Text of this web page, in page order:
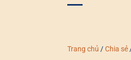
Trang chủ /Chia sẻ